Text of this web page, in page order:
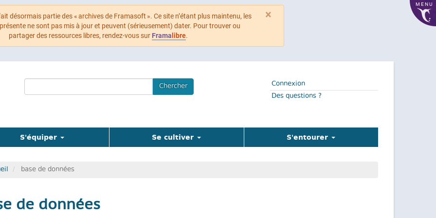
×
désormais partie des « archives de Framasoft ». Ce site n’étant plus maintenu, les
ne sont pas mis à jour et peuvent (sérieusement) dater. Pour trouver ou
partager des ressources libres, rendez-vous sur Frama libre.
MENU
Search
Terms
Chercher
Connexion
Des questions ?
S'équiper Se cultiver S'entourer
base de données
de données